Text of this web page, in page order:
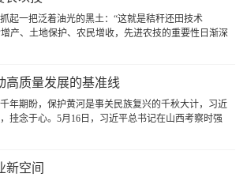
起一把泛着油光的黑土：“这就是秸秆还田技术
增产、土地保护、农民增收，先进农技的重要性日渐深
做长久文章，进一步营造良好的农技推广环境，培育更
高质量发展的基准线
年期盼，保护黄河是事关民族复兴的千秋大计，习近
挂念于心。5月16日，习近平总书记在山西考察时强
坚持把保护黄河流域生态作为谋划发展、推动高质量
新空间